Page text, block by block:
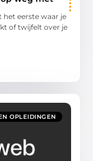
eerste waar je
of twijfelt over je
OPLEIDINGEN